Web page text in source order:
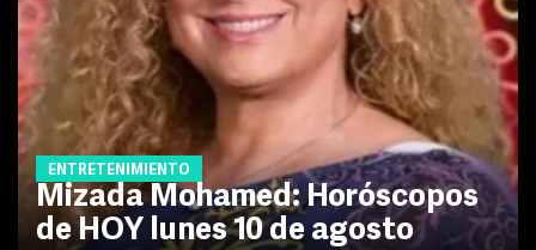
ENTRETENIMIENTO
Mizada Mohamed: Horóscopos
de HOY lunes 10 de agosto